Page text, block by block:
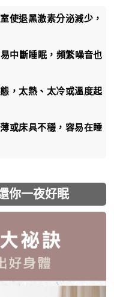
使退黑激素分泌減少，
中斷睡眠，頻繁噪音也
，太熱、太冷或溫度起
或床具不穩，容易在睡
你一夜好眠